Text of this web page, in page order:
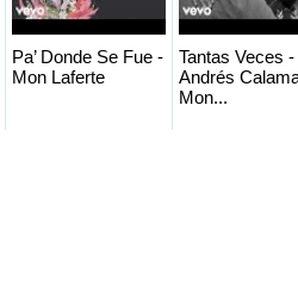
Pa’ Donde Se Fue -
Mon Laferte
Tantas Veces -
Andrés
Mon...